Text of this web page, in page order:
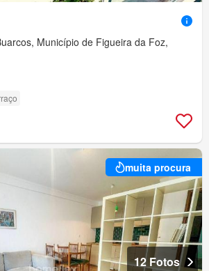
Município de Figueira da Foz,
muita procura
12 Fotos